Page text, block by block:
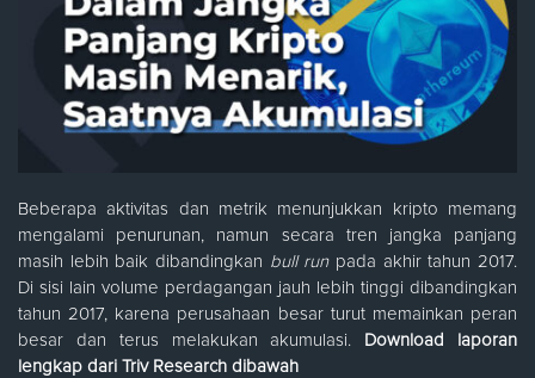
Beberapa aktivitas dan metrik menunjukkan kripto memang
mengalami penurunan, namun secara tren jangka panjang
masih lebih baik dibandingkan bull run pada akhir tahun 2017.
Di sisi lain volume perdagangan jauh lebih tinggi dibandingkan
tahun 2017, karena perusahaan besar turut memainkan peran
besar dan terus melakukan akumulasi.
Download laporan
lengkap dari Triv Research dibawah